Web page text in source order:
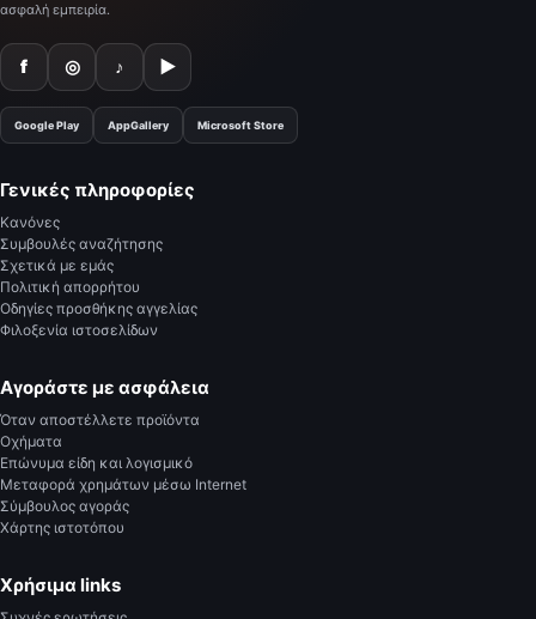
ασφαλή εμπειρία.
f ◎ ♪ ▶
Google Play AppGallery Microsoft Store
Γενικές πληροφορίες
Κανόνες
Συμβουλές αναζήτησης
Σχετικά με εμάς
Πολιτική απορρήτου
Οδηγίες προσθήκης αγγελίας
Φιλοξενία ιστοσελίδων
Αγοράστε με ασφάλεια
Όταν αποστέλλετε προϊόντα
Οχήματα
Επώνυμα είδη και λογισμικό
Μεταφορά χρημάτων μέσω Internet
Σύμβουλος αγοράς
Χάρτης ιστοτόπου
Χρήσιμα links